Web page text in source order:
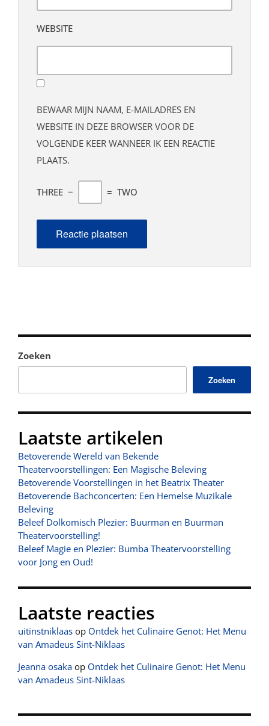
Zoeken
Zoeken
Laatste artikelen
Betoverende Wereld van Bekende
Theatervoorstellingen: Een Magische Beleving
Betoverende Voorstellingen in het Beatrix Theater
Betoverende Bachconcerten: Een Hemelse Muzikale
Beleving
Beleef Dolkomisch Plezier: Buurman en Buurman
Theatervoorstelling!
Beleef Magie en Plezier: Bumba Theatervoorstelling
voor Jong en Oud!
Laatste reacties
uitinstniklaas op Ontdek het Culinaire Genot: Het Menu
van Amadeus Sint-Niklaas
Jeanna osaka op Ontdek het Culinaire Genot: Het Menu
van Amadeus Sint-Niklaas
WEBSITE
BEWAAR MIJN NAAM, E-MAILADRES EN
WEBSITE IN DEZE BROWSER VOOR DE
VOLGENDE KEER WANNEER IK EEN REACTIE
PLAATS.
THREE − = TWO